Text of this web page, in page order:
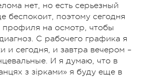
нет, но есть серьезный
беспокоит, поэтому сегодня
профиля на осмотр, чтобы
С рабочего графика я
и сегодня, и завтра вечером –
И я думаю, что в
з зірками» я буду еще в